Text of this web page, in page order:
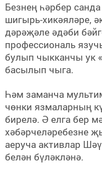
Безнең һәрбер
шигырь-хикәяләре,
дәрәҗәле әдәби
профессиональ
булып чыкканчы ук
басылып чыга.
Һәм заманча
чөнки язмаларның
бирелә. Ә елга бер
хәбәрчеләребезне
аеруча активлар
белән бүләкләнә.